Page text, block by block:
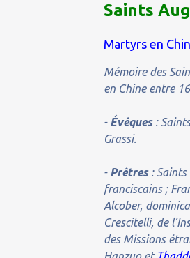
Saints
Martyrs en
Mémoire des
en Chine entre
- Évêques:
Grassi.
- Prêtres: Saints
franciscains ;
Alcober,
Crescitelli, de
des Missions